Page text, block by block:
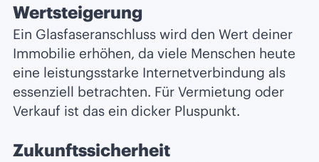
Wertsteigerung
Ein Glasfaseranschluss wird den Wert deiner
Immobilie erhöhen, da viele Menschen heute
eine leistungsstarke Internetverbindung als
essenziell betrachten. Für Vermietung oder
Verkauf ist das ein dicker Pluspunkt.
Zukunftssicherheit